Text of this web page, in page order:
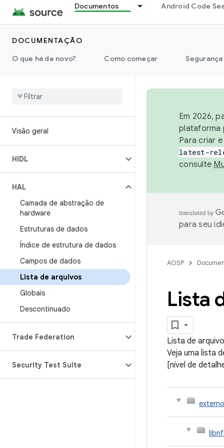
Documentos Android Code
DOCUMENTAÇÃO
O que há de novo?
Como começar Segurança
Visão geral
HIDL
HAL
Camada de abstração de
hardware
Estruturas de dados
Índice de estrutura de dados
Campos de dados
Lista de arquivos
Globais
Descontinuado
Trade Federation
Security Test Suite
Em 2026,
plataforma
Para criar
latest-
consulte
para seu
AOSP
Lista
Lista de
Veja uma lista
[nível de
externo